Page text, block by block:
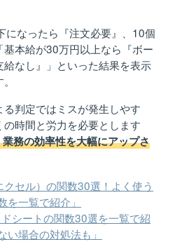
になったら『注文必要』、10個
本給が30万円以上なら『ボー
なし』」といった結果を表示
判定ではミスが発生しやす
時間と労力を必要とします
務の効率性を大幅にアップさ
クセル）の関数30選！よく使う
を一覧で紹介」
シートの関数30選を一覧で紹
い場合の対処法も」